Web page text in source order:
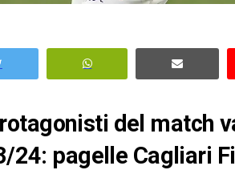
del match
24: pagelle Cagliari